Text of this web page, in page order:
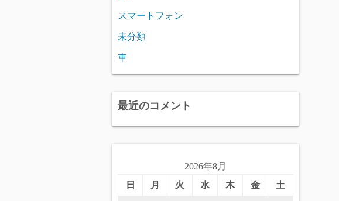
スマートフォン
未分類
車
最近のコメント
2026年8月
日
月 火 水 木 金 土